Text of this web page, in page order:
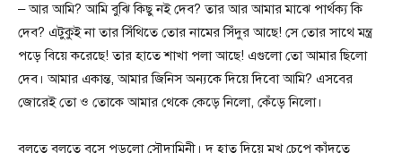
– আর আমি? আমি বুঝি কিছু নই দেব? তার আর আমার মাঝে পার্থক্য কি
দেব? এটুকুই না তার সিঁথিতে তোর নামের সিঁদুর আছে! সে তোর সাথে মন্ত্র
পড়ে বিয়ে করেছে! তার হাতে শাখা পলা আছে! এগুলো তো আমার ছিলো
দেব। আমার একান্ত, আমার জিনিস অন্যকে দিয়ে দিবো আমি? এসবের
জোরেই তো ও তোকে আমার থেকে কেড়ে নিলো, কেঁড়ে নিলো।
বলতে বলতে বসে পড়লো সৌদামিনী। দু হাত দিয়ে মুখ চেপে কাঁদতে